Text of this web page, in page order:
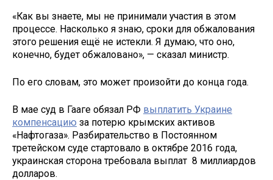
«Как вы знаете, мы не принимали участия в этом
процессе. Насколько я знаю, сроки для обжалования
этого решения ещё не истекли. Я думаю, что оно,
конечно, будет обжаловано», — сказал министр.
По его словам, это может произойти до конца года.
В мае суд в Гааге обязал РФ выплатить Украине
компенсацию за потерю крымских активов
«Нафтогаза». Разбирательство в Постоянном
третейском суде стартовало в октябре 2016 года,
украинская сторона требовала выплат 8 миллиардов
долларов.